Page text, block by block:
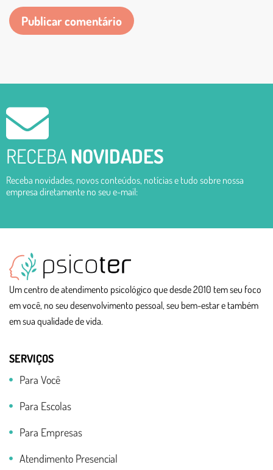
RECEBANOVIDADES
Receba novidades, novos conteúdos, notícias e tudo sobre nossa
empresa diretamente no seu e-mail:
Um centro de atendimento psicológico que desde 2010 tem seu foco
em você, no seu desenvolvimento pessoal, seu bem-estar e também
em sua qualidade de vida.
SERVIÇOS
Para Você
Para Escolas
Para Empresas
Atendimento Presencial